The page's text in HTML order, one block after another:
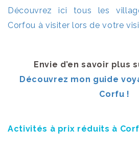
Découvrez ici tous les
Corfou à visiter lors de votre
Envie d’en savoir plus
Découvrez mon guide
Corfu !
Activités à prix réduits à